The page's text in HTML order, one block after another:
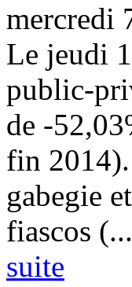
mercredi
Le jeudi
public-
de -
fin 2014).
gabegie
fiascos
suite